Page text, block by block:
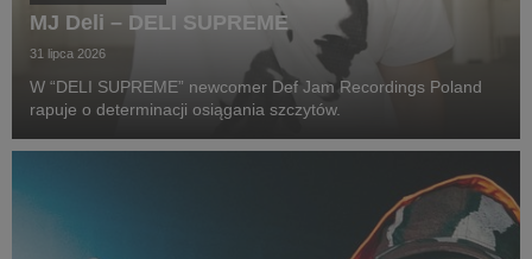
MJ Deli – DELI SUPREME
31 lipca 2026
W “DELI SUPREME” newcomer Def Jam Recordings Poland
rapuje o determinacji osiągania szczytów.